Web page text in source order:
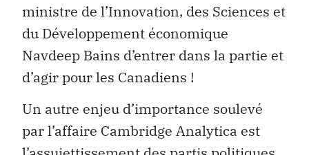
ministre de l’Innovation, des Sciences et
du Développement économique
Navdeep Bains d’entrer dans la partie et
d’agir pour les Canadiens !
Un autre enjeu d’importance soulevé
par l’affaire Cambridge Analytica est